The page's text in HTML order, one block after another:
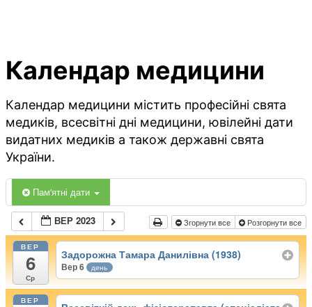
Календар медицини
Календар медицини містить професійні свята
медиків, всесвітні дні медицини, ювілейні дати
видатних медиків а також державні свята
України.
Пам'ятні дати
ВЕР 2023 Згорнути все Розгорнути все
ВЕР
6
Ср
Задорожна Тамара Данилівна (1938)
Вер 6 день
ВЕР